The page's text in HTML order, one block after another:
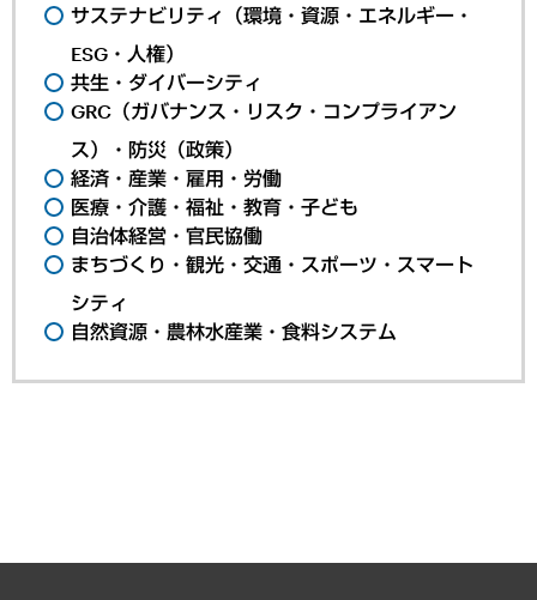
サステナビリティ（環境・資源・エネルギー・
ESG・人権）
共生・ダイバーシティ
GRC（ガバナンス・リスク・コンプライアン
ス）・防災（政策）
経済・産業・雇用・労働
医療・介護・福祉・教育・子ども
自治体経営・官民協働
まちづくり・観光・交通・スポーツ・スマート
シティ
自然資源・農林水産業・食料システム